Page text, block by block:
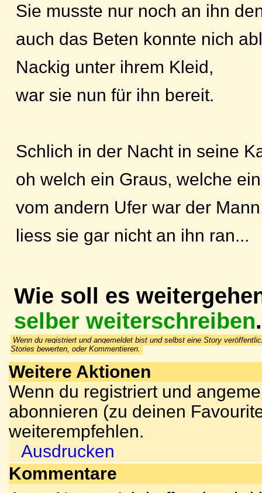
Sie musste nur noch an ihn
auch das Beten konnte nich
Nackig unter ihrem Kleid,
war sie nun für ihn bereit.
Schlich in der Nacht in seine
oh welch ein Graus, welche
vom andern Ufer war der
liess sie gar nicht an ihn ran...
Wie soll es
selber weiterschreiben.
Wenn du registriert und angemeldet bist und selbst eine Story
Stories bewerten, oder Kommentieren.
Weitere Aktionen
Wenn du registriert und
abonnieren (zu deinen
weiterempfehlen.
Ausdrucken
Kommentare